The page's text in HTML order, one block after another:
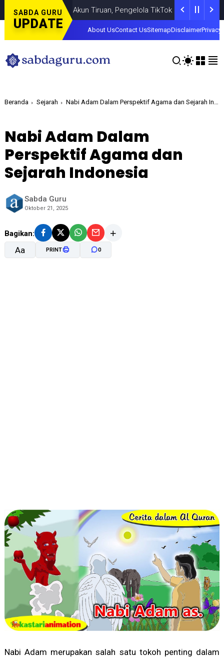
SABDA GURU
UPDATE
Marak Akun Tiruan, Pengelola TikTok @samsungstore.ta
About UsContact UsSitemapDisclaimerPrivacy
Beranda Sejarah Nabi Adam Dalam Perspektif Agama dan Sejarah Indonesia
Nabi Adam Dalam
Perspektif Agama dan
Sejarah Indonesia
Sabda Guru
Oktober 21, 2025
Bagikan:
Aa PRINT 0
Nabi Adam merupakan salah satu tokoh penting dalam